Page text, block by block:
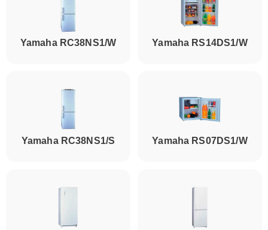
Yamaha RC38NS1/W Yamaha RS14DS1/W
Yamaha RC38NS1/S Yamaha RS07DS1/W